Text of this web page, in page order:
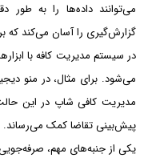
می‌توانند داده‌ها را به طور
گزارش‌گیری را آسان می‌کند که
در سیستم مدیریت کافه با
می‌شود. برای مثال، در منو
مدیریت کافی شاپ در این
پیش‌بینی تقاضا کمک می‌رساند.
یکی از جنبه‌های مهم،